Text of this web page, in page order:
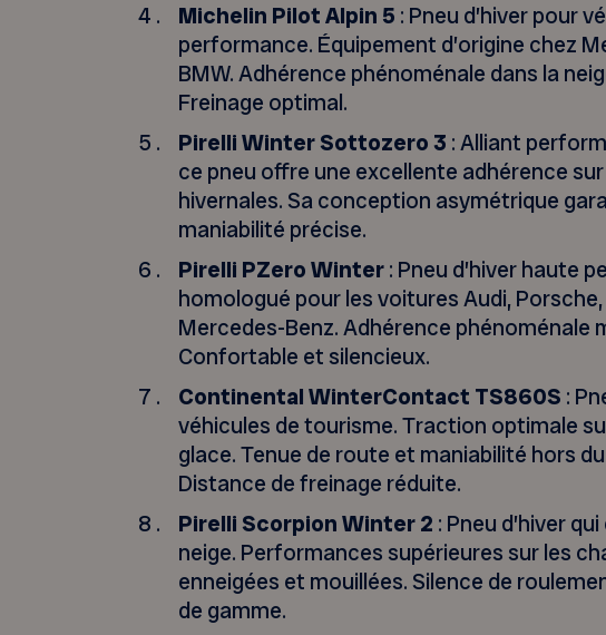
Michelin Pilot Alpin 5 : Pneu d’hiver pour
performance. Équipement d’origine chez
BMW. Adhérence phénoménale dans la
Freinage optimal.
Pirelli Winter Sottozero 3 : Alliant
ce pneu offre une excellente adhérence
hivernales. Sa conception asymétrique
maniabilité précise.
Pirelli PZero Winter: Pneu d’hiver haute
homologué pour les voitures Audi,
Mercedes-Benz. Adhérence phénoménale
Confortable et silencieux.
Continental WinterContact TS860S :
véhicules de tourisme. Traction optimale
glace. Tenue de route et maniabilité hors
Distance de freinage réduite.
Pirelli Scorpion Winter 2 : Pneu d’hiver
neige. Performances supérieures sur les
enneigées et mouillées. Silence de
de gamme.